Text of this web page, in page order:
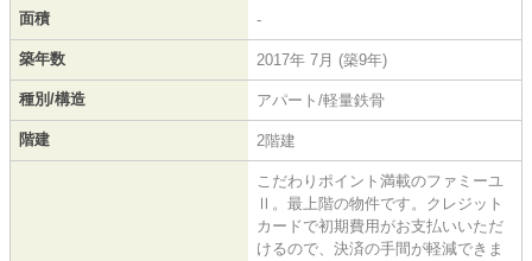
面積 -
築年数 2017年 7月 (築9年)
種別/構造 アパート/軽量鉄骨
階建 2階建
こだわりポイント満載のファミーユ
Ⅱ。最上階の物件です。クレジット
カードで初期費用がお支払いいただ
けるので、決済の手間が軽減できま